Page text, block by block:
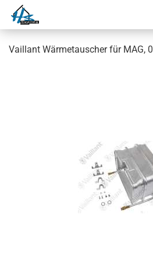
Vaillant Wärmetauscher für MAG,